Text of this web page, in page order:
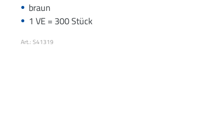
braun
1 VE = 300 Stück
Art.: S41319